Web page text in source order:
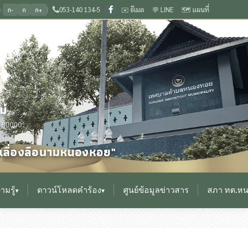
เลิศ ถิ่นกำเนิดเวียงกุมกาม ประเพณีดีงาม เลื่องลือนามหนองหอย 🏛️ ยินดีต้อนรับสู่เว็บไซ
ก- ก ก+ | 053-140 134-5 ✉️ อีเมล 💬 LINE 🗺️ แผนที่
50000
องลือนามหนองหอย"
มรู้▾ ดาวน์โหลดคำร้อง▾ ศูนย์ข้อมูลข่าวสาร สภา ทต.ห